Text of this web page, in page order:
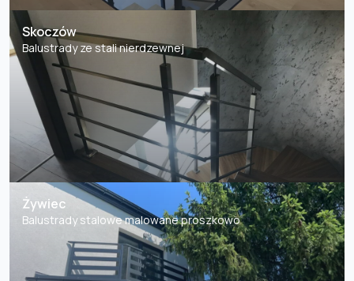
Skoczów
Balustrady ze stali nierdzewnej
Żywiec
Balustrady stalowe malowane proszkowo